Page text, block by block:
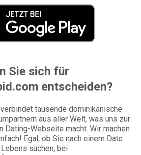
Sie sich für
entscheiden?
tausende dominikanische
aus aller Welt, was uns zur
Dating-Webseite macht. Wir machen
Egal, ob Sie nach einem Date
suchen, bei